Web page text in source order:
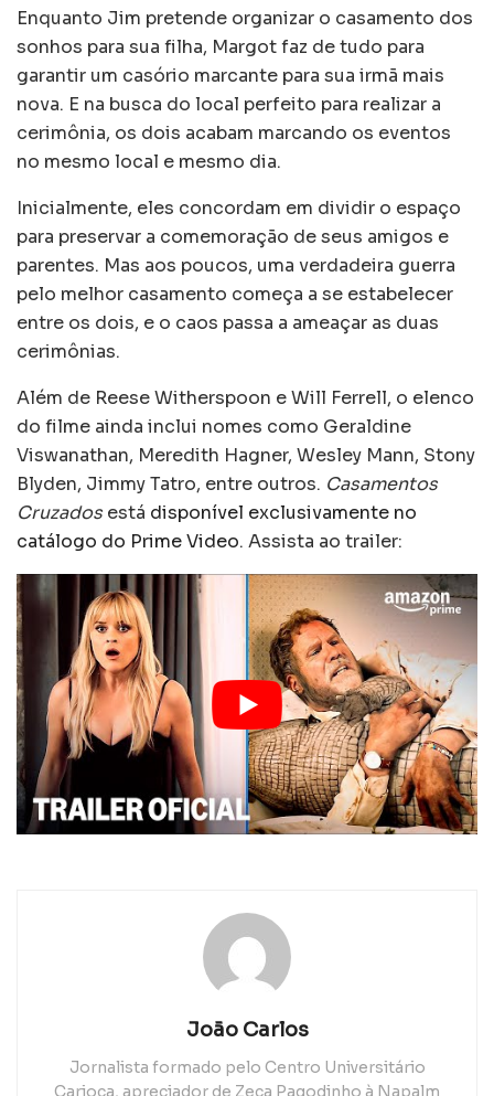
Enquanto Jim pretende organizar o casamento dos
sonhos para sua filha, Margot faz de tudo para
garantir um casório marcante para sua irmã mais
nova. E na busca do local perfeito para realizar a
cerimônia, os dois acabam marcando os eventos
no mesmo local e mesmo dia.
Inicialmente, eles concordam em dividir o espaço
para preservar a comemoração de seus amigos e
parentes. Mas aos poucos, uma verdadeira guerra
pelo melhor casamento começa a se estabelecer
entre os dois, e o caos passa a ameaçar as duas
cerimônias.
Além de Reese Witherspoon e Will Ferrell, o elenco
do filme ainda inclui nomes como Geraldine
Viswanathan, Meredith Hagner, Wesley Mann, Stony
Blyden, Jimmy Tatro, entre outros. Casamentos
Cruzados está disponível exclusivamente no
catálogo do Prime Video. Assista ao trailer:
João Carlos
Jornalista formado pelo Centro Universitário
Carioca, apreciador de Zeca Pagodinho à Napalm